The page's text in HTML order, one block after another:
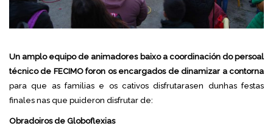
Un amplo equipo de animadores baixo a coordinación do persoal
técnico de FECIMO foron os encargados de dinamizar a contorna
para que as familias e os cativos disfrutarasen dunhas festas
finales nas que puideron disfrutar de:
Obradoiros de Globoflexias